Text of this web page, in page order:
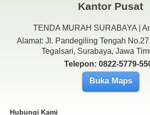
Kantor Pusat
TENDA MURAH SURABAYA |
Alamat: Jl. Pandegiling Tengah
Tegalsari, Surabaya, Jawa
Telepon: 0822-5779-
Buka Maps
Hubungi Kami